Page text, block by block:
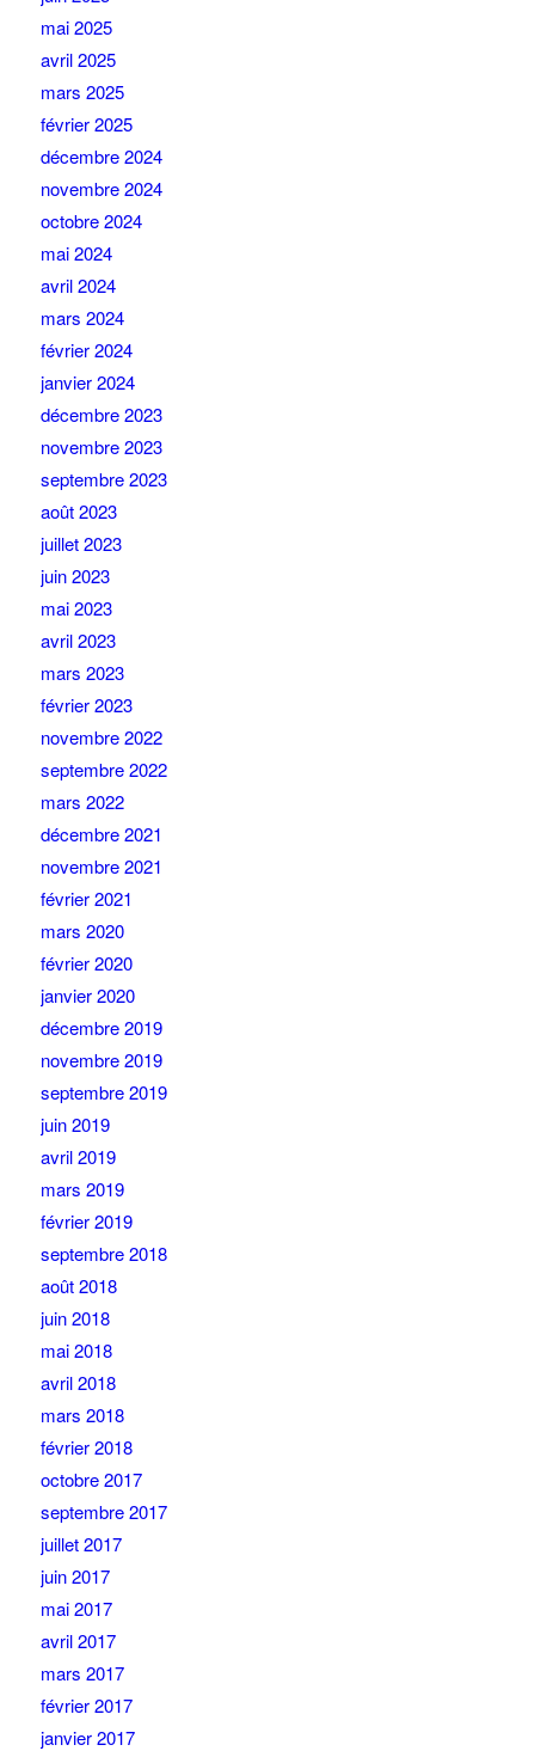
mai 2025
avril 2025
mars 2025
février 2025
décembre 2024
novembre 2024
octobre 2024
mai 2024
avril 2024
mars 2024
février 2024
janvier 2024
décembre 2023
novembre 2023
septembre 2023
août 2023
juillet 2023
juin 2023
mai 2023
avril 2023
mars 2023
février 2023
novembre 2022
septembre 2022
mars 2022
décembre 2021
novembre 2021
février 2021
mars 2020
février 2020
janvier 2020
décembre 2019
novembre 2019
septembre 2019
juin 2019
avril 2019
mars 2019
février 2019
septembre 2018
août 2018
juin 2018
mai 2018
avril 2018
mars 2018
février 2018
octobre 2017
septembre 2017
juillet 2017
juin 2017
mai 2017
avril 2017
mars 2017
février 2017
janvier 2017